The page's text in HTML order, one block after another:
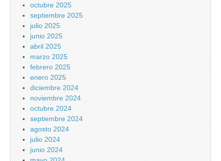
octubre 2025
septiembre 2025
julio 2025
junio 2025
abril 2025
marzo 2025
febrero 2025
enero 2025
diciembre 2024
noviembre 2024
octubre 2024
septiembre 2024
agosto 2024
julio 2024
junio 2024